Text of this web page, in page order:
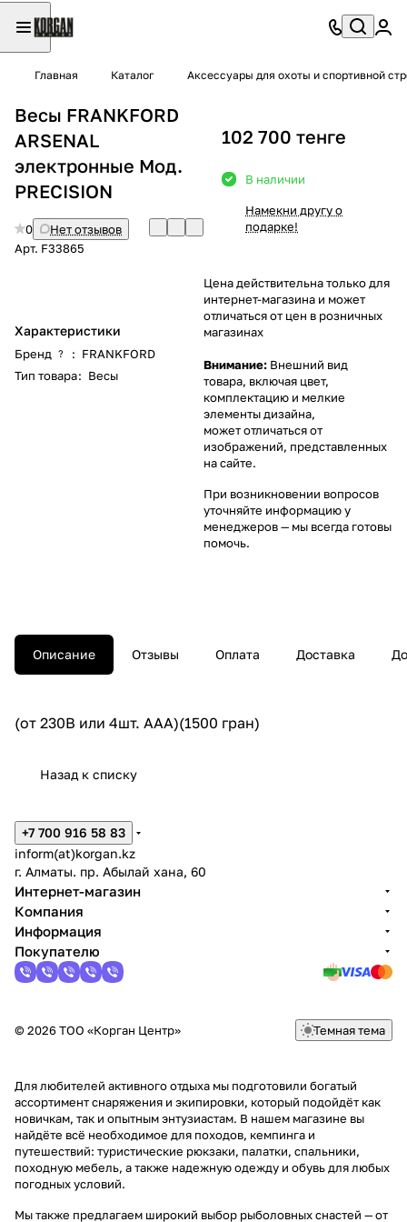
Главная Каталог Аксессуары для охоты и спортивной
Весы FRANKFORD
ARSENAL
электронные Мод.
PRECISION
0
Нет отзывов
Арт. F33865
Характеристики
Бренд ? : FRANKFORD
Тип товара: Весы
102 700 тенге
В наличии
Намекни другу о
подарке!
Цена действительна только для
интернет-магазина и может
отличаться от цен в розничных
магазинах
Внимание: Внешний вид
товара, включая цвет,
комплектацию и мелкие
элементы дизайна,
может отличаться от
изображений, представленных
на сайте.
При возникновении вопросов
уточняйте информацию у
менеджеров— мы всегда готовы
помочь.
Описание Отзывы Оплата Доставка
(от 230В или 4шт. AAA)(1500 гран)
Назад к списку
+7 700 916 58 83
inform(at)korgan.kz
г. Алматы. пр. Абылай хана, 60
Интернет-магазин
Компания
Информация
Покупателю
© 2026 ТОО «Корган Центр» Темная тема
Для любителей активного отдыха мы подготовили богатый
ассортимент снаряжения и экипировки, который подойдёт как
новичкам, так и опытным энтузиастам. В нашем магазине вы
найдёте всё необходимое для походов, кемпинга и
путешествий: туристические рюкзаки, палатки, спальники,
походную мебель, а также надежную одежду и обувь для любых
погодных условий.
Мы также предлагаем широкий выбор рыболовных снастей — от